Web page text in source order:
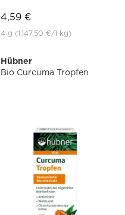
4,59 €
4 g (1.147,50 €/1 kg)
Hübner
Bio Curcuma Tropfen